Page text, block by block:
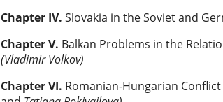
Chapter IV. Slovakia in the Soviet and
Chapter V. Balkan Problems in the
(Vladimir Volkov)
Chapter VI. Romanian-Hungarian